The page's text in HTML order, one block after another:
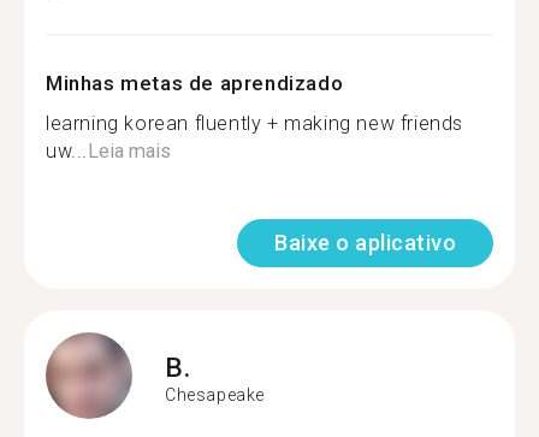
Minhas metas de aprendizado
learning korean fluently + making new friends
uw...Leia mais
Baixe o aplicativo
B.
Chesapeake